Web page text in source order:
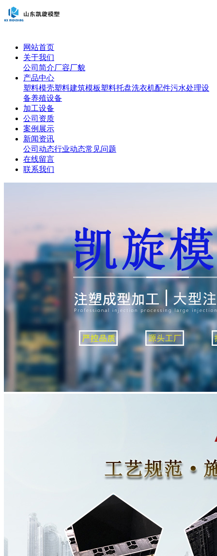
网站首页
关于我们
公司简介厂容厂貌
产品中心
塑料模壳塑料建筑模板塑料托盘洗衣机配件污水处理设
备养殖设备
加工设备
公司资质
案例展示
新闻资讯
公司动态行业动态常见问题
在线留言
联系我们